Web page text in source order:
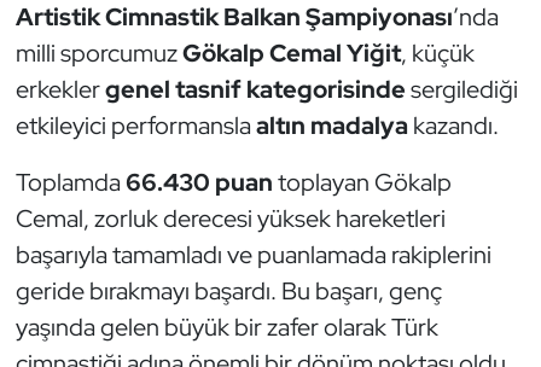
Artistik Cimnastik Balkan Şampiyonası’nda
milli sporcumuzGökalp Cemal Yiğit, küçük
erkeklergenel tasnif kategorisindesergilediği
etkileyici performanslaaltın madalyakazandı.
Toplamda66.430 puantoplayan Gökalp
Cemal, zorluk derecesi yüksek hareketleri
başarıyla tamamladı ve puanlamada rakiplerini
geride bırakmayı başardı. Bu başarı, genç
yaşında gelen büyük bir zafer olarak Türk
Futbol
Genel
Golf
Güreş